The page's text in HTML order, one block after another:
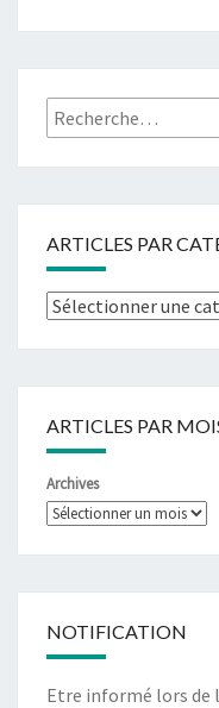
ARTICLES PAR
ARTICLES PAR
Archives
NOTIFICATION
Etre informé lors de